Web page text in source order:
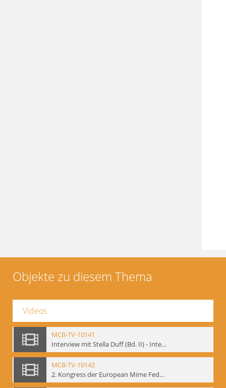
Objekte zu diesem Thema
Videos
MCB-TV-10141
Interview mit Stella Duff (Bd. II) - Interne Signatur: BM-vid-58
MCB-TV-10142
2. Kongress der European Mime Federation: „Rekonstruktion/Innovation“, Berlin Mai 1993 - Interne Signatur: BM-vid-59